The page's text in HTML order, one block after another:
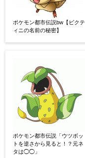
ポケモン都市伝説bw【ビクテ
ィニの名前の秘密】
ポケモン都市伝説「ウツボッ
トを逆さから見ると！？元ネ
タは◯◯」